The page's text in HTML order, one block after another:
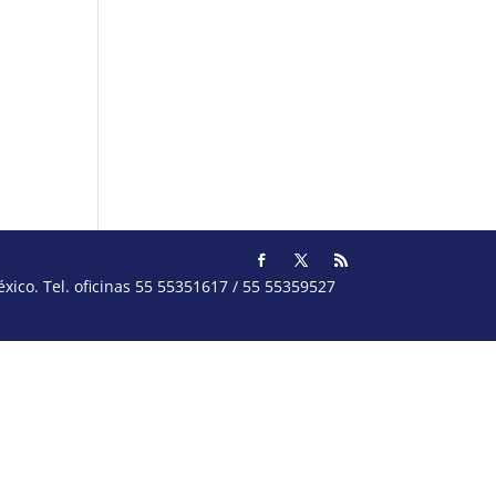
Tel. oficinas 55 55351617 / 55 55359527